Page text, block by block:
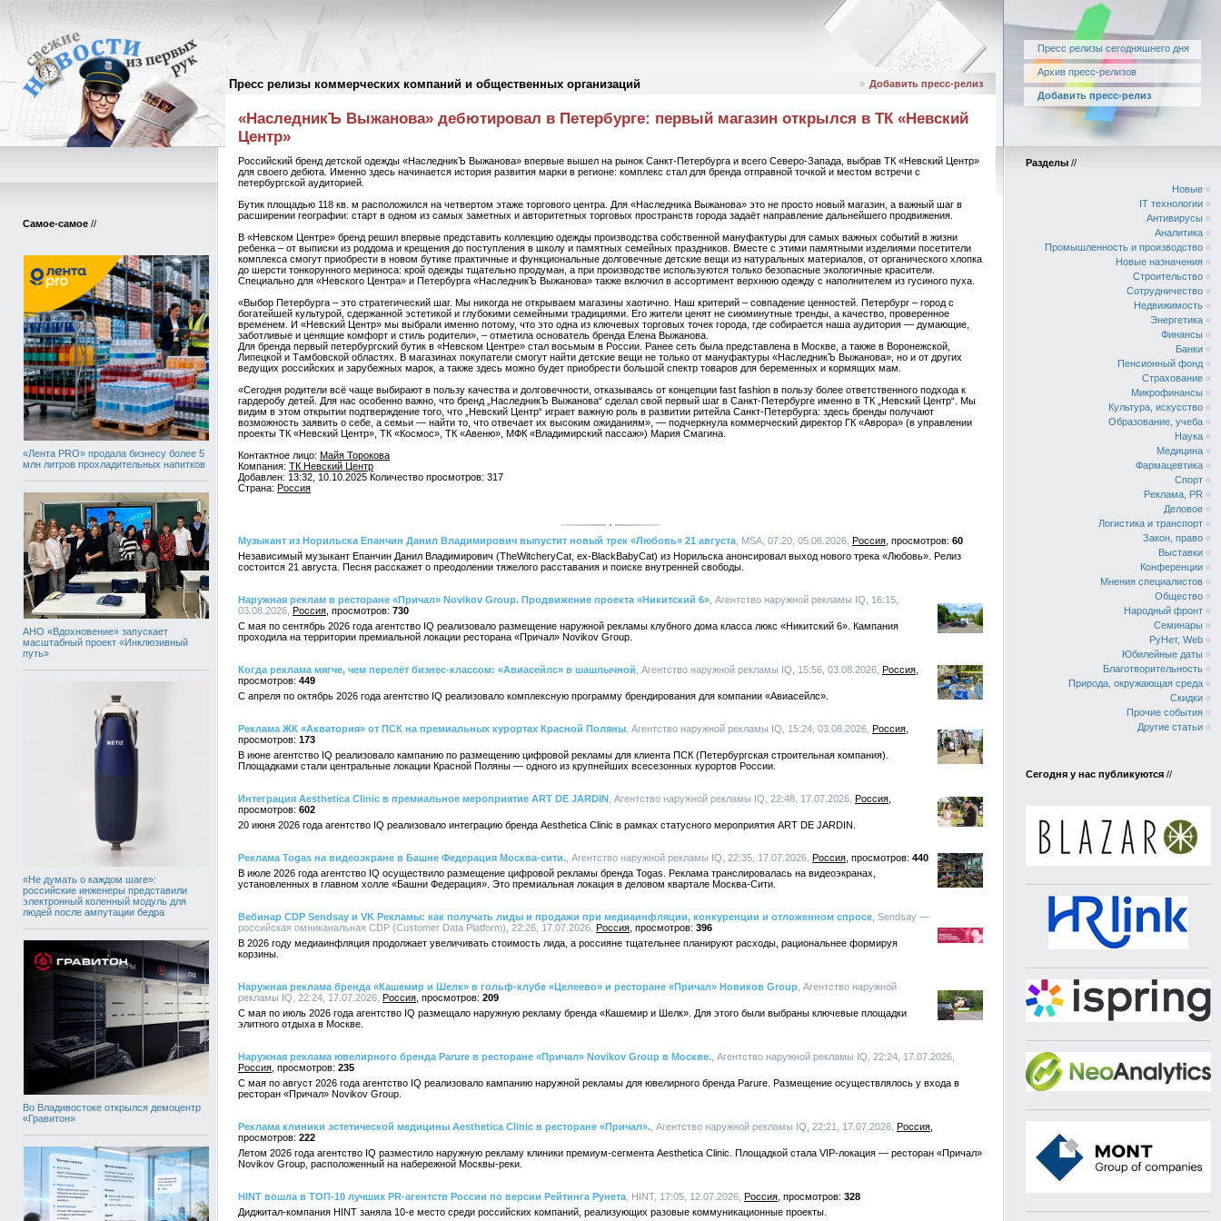
Пресс релизы коммерческих компаний и общественных организаций
Пресс релизы сегодняшнего дня
Архив пресс-релизов
Добавить пресс-релиз
Самое-самое //
«Лента PRO» продала бизнесу более 5
млн литров прохладительных напитков
АНО «Вдохновение» запускает
масштабный проект «Инклюзивный
путь»
«Не думать о каждом шаге»:
российские инженеры представили
электронный коленный модуль для
людей после ампутации бедра
Во Владивостоке открылся демоцентр
«Гравитон»
Пресс-релизы// » Добавить пресс-релиз
«НаследникЪ Выжанова» дебютировал в Петербурге: первый магазин открылся в ТК «Невский
Центр»
Российский бренд детской одежды «НаследникЪ Выжанова» впервые вышел на рынок Санкт-Петербурга и всего Северо-Запада, выбрав ТК «Невский Центр»
для своего дебюта. Именно здесь начинается история развития марки в регионе: комплекс стал для бренда отправной точкой и местом встречи с
петербургской аудиторией.
Бутик площадью 118 кв. м расположился на четвертом этаже торгового центра. Для «Наследника Выжанова» это не просто новый магазин, а важный шаг в
расширении географии: старт в одном из самых заметных и авторитетных торговых пространств города задаёт направление дальнейшего продвижения.
В «Невском Центре» бренд решил впервые представить коллекцию одежды производства собственной мануфактуры для самых важных событий в жизни
ребенка – от выписки из роддома и крещения до поступления в школу и памятных семейных праздников. Вместе с этими памятными изделиями посетители
комплекса смогут приобрести в новом бутике практичные и функциональные долговечные детские вещи из натуральных материалов, от органического хлопка
до шерсти тонкорунного мериноса: крой одежды тщательно продуман, а при производстве используются только безопасные экологичные красители.
Специально для «Невского Центра» и Петербурга «НаследникЪ Выжанова» также включил в ассортимент верхнюю одежду с наполнителем из гусиного пуха.
«Выбор Петербурга – это стратегический шаг. Мы никогда не открываем магазины хаотично. Наш критерий – совпадение ценностей. Петербург – город с
богатейшей культурой, сдержанной эстетикой и глубокими семейными традициями. Его жители ценят не сиюминутные тренды, а качество, проверенное
временем. И «Невский Центр» мы выбрали именно потому, что это одна из ключевых торговых точек города, где собирается наша аудитория — думающие,
заботливые и ценящие комфорт и стиль родители», – отметила основатель бренда Елена Выжанова.
Для бренда первый петербургский бутик в «Невском Центре» стал восьмым в России. Ранее сеть была представлена в Москве, а также в Воронежской,
Липецкой и Тамбовской областях. В магазинах покупатели смогут найти детские вещи не только от мануфактуры «НаследникЪ Выжанова», но и от других
ведущих российских и зарубежных марок, а также здесь можно будет приобрести большой спектр товаров для беременных и кормящих мам.
«Сегодня родители всё чаще выбирают в пользу качества и долговечности, отказываясь от концепции fast fashion в пользу более ответственного подхода к
гардеробу детей. Для нас особенно важно, что бренд „НаследникЪ Выжанова“ сделал свой первый шаг в Санкт-Петербурге именно в ТК „Невский Центр“. Мы
видим в этом открытии подтверждение того, что „Невский Центр“ играет важную роль в развитии ритейла Санкт-Петербурга: здесь бренды получают
возможность заявить о себе, а семьи — найти то, что отвечает их высоким ожиданиям», — подчеркнула коммерческий директор ГК «Аврора» (в управлении
проекты ТК «Невский Центр», ТК «Космос», ТК «Авеню», МФК «Владимирский пассаж») Мария Смагина.
Контактное лицо: Майя Торокова
Компания: ТК Невский Центр
Добавлен: 13:32, 10.10.2025 Количество просмотров: 317
Страна: Россия
Музыкант из Норильска Епанчин Данил Владимирович выпустит новый трек «Любовь» 21 августа , MSA, 07:20, 05.08.2026, Россия
60
Независимый музыкант Епанчин Данил Владимирович (TheWitcheryCat, ех-BlackBabyCat) из Норильска анонсировал выход нового трека «Любовь». Релиз
состоится 21 августа. Песня расскажет о преодолении тяжелого расставания и поиске внутренней свободы.
Наружная реклам в ресторане «Причал» Novikov Group. Продвижение проекта «Никитский 6» , Агентство наружной рекламы IQ, 16:15,
03.08.2026, Россия
730
С мая по сентябрь 2026 года агентство IQ реализовало размещение наружной рекламы клубного дома класса люкс «Никитский 6». Кампания
проходила на территории премиальной локации ресторана «Причал» Novikov Group.
Когда реклама мягче, чем перелёт бизнес-классом: «Авиасейлс» в шашлычной , Агентство наружной рекламы IQ, 15:56, 03.08.2026, Россия
449
С апреля по октябрь 2026 года агентство IQ реализовало комплексную программу брендирования для компании «Авиасейлс».
Реклама ЖК «Акватория» от ПСК на премиальных курортах Красной Поляны , Агентство наружной рекламы IQ, 15:24, 03.08.2026, Россия
173
В июне агентство IQ реализовало кампанию по размещению цифровой рекламы для клиента ПСК (Петербургская строительная компания).
Площадками стали центральные локации Красной Поляны — одного из крупнейших всесезонных курортов России.
Интеграция Aesthetica Clinic в премиальное мероприятие ART DE JARDIN , Агентство наружной рекламы IQ, 22:48, 17.07.2026, Россия
602
20 июня 2026 года агентство IQ реализовало интеграцию бренда Aesthetica Clinic в рамках статусного мероприятия ART DE JARDIN.
Реклама Togas на видеоэкране в Башне Федерация Москва-сити. , Агентство наружной рекламы IQ, 22:35, 17.07.2026, Россия
440
В июле 2026 года агентство IQ осуществило размещение цифровой рекламы бренда Togas. Реклама транслировалась на видеоэкранах,
установленных в главном холле «Башни Федерация». Это премиальная локация в деловом квартале Москва-Сити.
Вебинар CDP Sendsay и VK Рекламы: как получать лиды и продажи при медиаинфляции, конкуренции и отложенном спросе , Sendsay —
российская омниканальная CDP (Customer Data Platform), 22:26, 17.07.2026, Россия
396
В 2026 году медиаинфляция продолжает увеличивать стоимость лида, а россияне тщательнее планируют расходы, рациональнее формируя
корзины.
Наружная реклама бренда «Кашемир и Шелк» в гольф-клубе «Целеево» и ресторане «Причал» Новиков Group , Агентство наружной
рекламы IQ, 22:24, 17.07.2026, Россия
209
С мая по июль 2026 года агентство IQ размещало наружную рекламу бренда «Кашемир и Шелк». Для этого были выбраны ключевые площадки
элитного отдыха в Москве.
Наружная реклама ювелирного бренда Parure в ресторане «Причал» Novikov Group в Москве. , Агентство наружной рекламы IQ, 22:24, 17.07.2026,
Россия
235
С мая по август 2026 года агентство IQ реализовало кампанию наружной рекламы для ювелирного бренда Parure. Размещение осуществлялось у входа в
ресторан «Причал» Novikov Group.
Реклама клиники эстетической медицины Aesthetica Clinic в ресторане «Причал». , Агентство наружной рекламы IQ, 22:21, 17.07.2026, Россия
222
Летом 2026 года агентство IQ разместило наружную рекламу клиники премиум-сегмента Aesthetica Clinic. Площадкой стала VIP-локация — ресторан «Причал»
Novikov Group, расположенный на набережной Москвы-реки.
HINT вошла в ТОП-10 лучших PR-агентств России по версии Рейтинга Рунета , HINT, 17:05, 12.07.2026, Россия
328
Диджитал-компания HINT заняла 10-е место среди российских компаний, реализующих разовые коммуникационные проекты.
Разделы //
Новые «
IT технологии «
Антивирусы «
Аналитика «
Промышленность и производство «
Новые назначения «
Строительство «
Сотрудничество «
Недвижимость «
Энергетика «
Финансы «
Банки «
Пенсионный фонд «
Страхование «
Микрофинансы «
Культура, искусство «
Образование, учеба «
Наука «
Медицина «
Фармацевтика «
Спорт «
Реклама, PR «
Деловое «
Логистика и транспорт «
Закон, право «
Выставки «
Конференции «
Мнения специалистов «
Общество «
Народный фронт «
Семинары «
РуНет, Web «
Юбилейные даты «
Благотворительность «
Природа, окружающая среда «
Скидки «
Прочие события «
Другие статьи «
Сегодня у нас публикуются //